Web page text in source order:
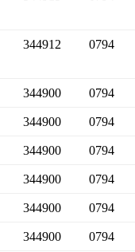
344912 0794
344900 0794
344900 0794
344900 0794
344900 0794
344900 0794
344900 0794